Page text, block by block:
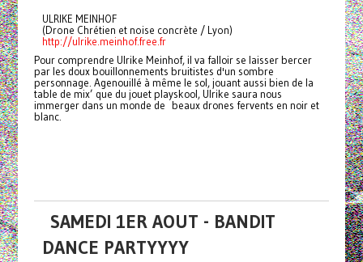
ULRIKE MEINHOF
(Drone Chrétien et noise concrète / Lyon)
http://ulrike.meinhof.free.fr
Pour comprendre Ulrike Meinhof, il va falloir se laisser bercer
par les doux bouillonnements bruitistes d'un sombre
personnage. Agenouillé à même le sol, jouant aussi bien de la
table de mix’ que du jouet playskool, Ulrike saura nous
immerger dans un monde de beaux drones fervents en noir et
blanc.
SAMEDI 1ER AOUT - BANDIT
DANCE PARTYYYY